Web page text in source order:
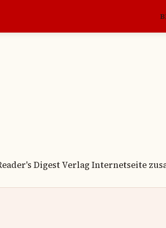
Digest Verlag Internetseite